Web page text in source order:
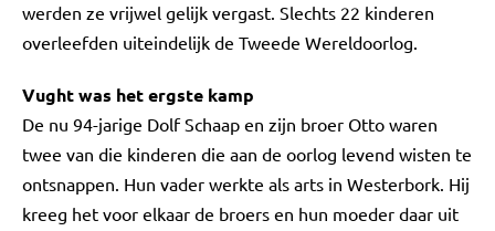
werden ze vrijwel gelijk vergast. Slechts 22 kinderen
overleefden uiteindelijk de Tweede Wereldoorlog.
Vught was het ergste kamp
De nu 94-jarige Dolf Schaap en zijn broer Otto waren
twee van die kinderen die aan de oorlog levend wisten te
ontsnappen. Hun vader werkte als arts in Westerbork. Hij
kreeg het voor elkaar de broers en hun moeder daar uit